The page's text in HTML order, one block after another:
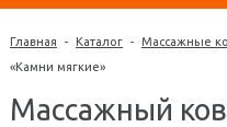
Главная - Каталог - Массажные
«Камни мягкие»
Массажный